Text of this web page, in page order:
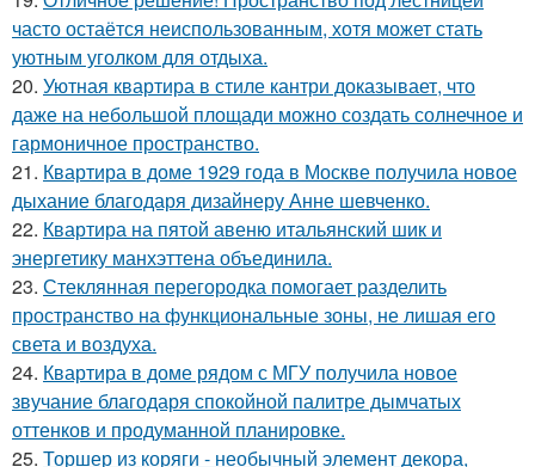
часто остаётся неиспользованным, хотя может стать
уютным уголком для отдыха.
20. Уютная квартира в стиле кантри доказывает, что
даже на небольшой площади можно создать солнечное и
гармоничное пространство.
21. Квартира в доме 1929 года в Москве получила новое
дыхание благодаря дизайнеру Анне шевченко.
22. Квартира на пятой авеню итальянский шик и
энергетику манхэттена объединила.
23. Стеклянная перегородка помогает разделить
пространство на функциональные зоны, не лишая его
света и воздуха.
24. Квартира в доме рядом с МГУ получила новое
звучание благодаря спокойной палитре дымчатых
оттенков и продуманной планировке.
25. Торшер из коряги - необычный элемент декора,